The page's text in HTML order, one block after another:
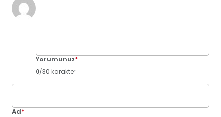
Yorumunuz*
0/30 karakter
Ad*